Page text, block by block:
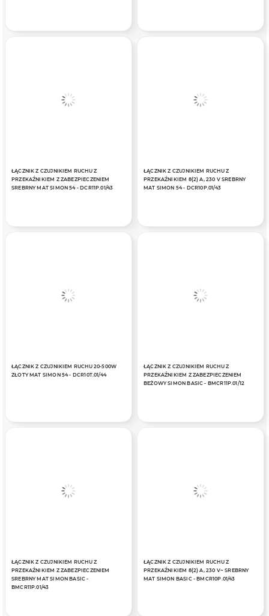
ŁĄCZNIK Z CZUJNIKIEM RUCHU Z
PRZEKAŹNIKIEM Z ZABEZPIECZENIEM
SREBRNY MAT SIMON 54 - DCR11P.01/43
ŁĄCZNIK Z CZUJNIKIEM RUCHU Z
PRZEKAŹNIKIEM 8(2) A, 230 V SREBRNY
MAT SIMON 54 - DCR10P.01/43
ŁĄCZNIK Z CZUJNIKIEM RUCHU 20-500W
ZŁOTY MAT SIMON 54 - DCR10T.01/44
ŁĄCZNIK Z CZUJNIKIEM RUCHU Z
PRZEKAŹNIKIEM Z ZABEZPIECZENIEM
BEŻOWY SIMON BASIC - BMCR11P.01/12
ŁĄCZNIK Z CZUJNIKIEM RUCHU Z
PRZEKAŹNIKIEM Z ZABEZPIECZENIEM
SREBRNY MAT SIMON BASIC -
BMCR11P.01/43
ŁĄCZNIK Z CZUJNIKIEM RUCHU Z
PRZEKAŹNIKIEM 8(2) A, 230 V~ SREBRNY
MAT SIMON BASIC - BMCR10P.01/43